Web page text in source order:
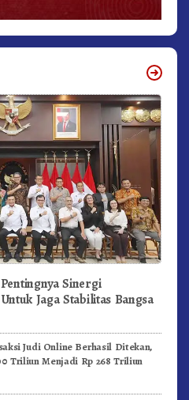
Sinergi
Jaga Stabilitas Bangsa
Judi Online Berhasil Ditekan,
Triliun Menjadi Rp 268 Triliun